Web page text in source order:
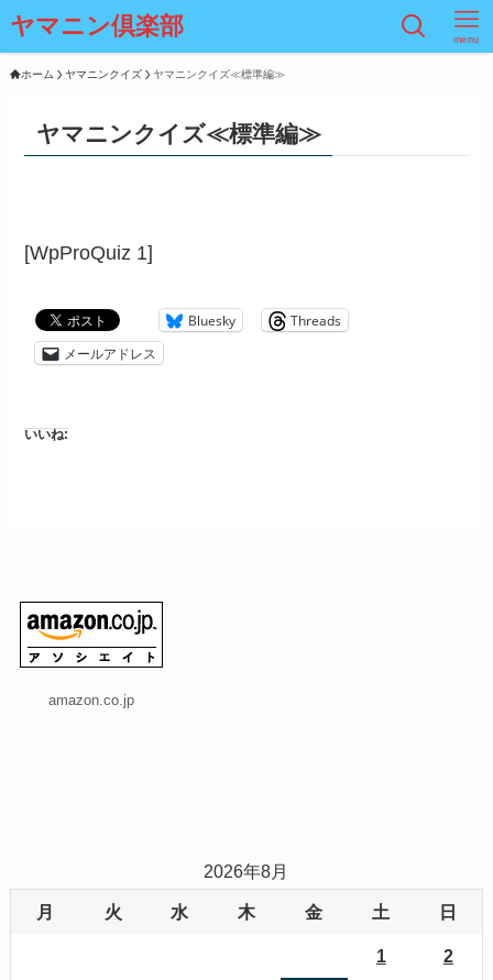
ヤマニン倶楽部 menu
ホーム ヤマニンクイズ ヤマニンクイズ≪標準編≫
ヤマニンクイズ≪標準編≫
[WpProQuiz 1]
Bluesky
Threads
メールアドレス
いいね:
amazon.co.jp
2026年8月
月 火 水 木 金 土 日
1 2